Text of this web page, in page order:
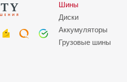
Шины
Диски
Аккумуляторы
Грузовые шины